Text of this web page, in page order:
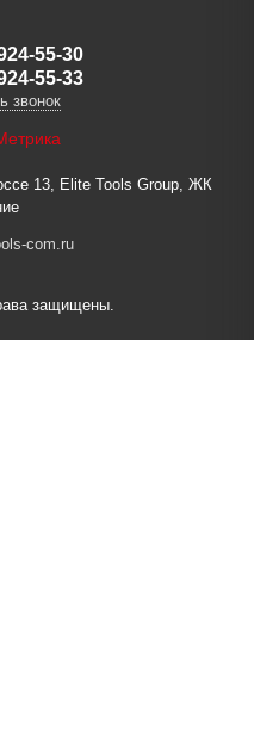
55-30
55-33
звонок
13, Elite Tools Group, ЖК
com.ru
защищены.